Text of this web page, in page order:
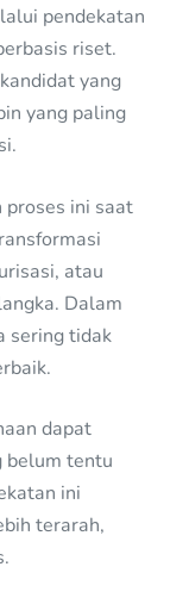
pendekatan
riset.
yang
yang paling
proses ini saat
atau
Dalam
sering tidak
dapat
belum tentu
ini
terarah,